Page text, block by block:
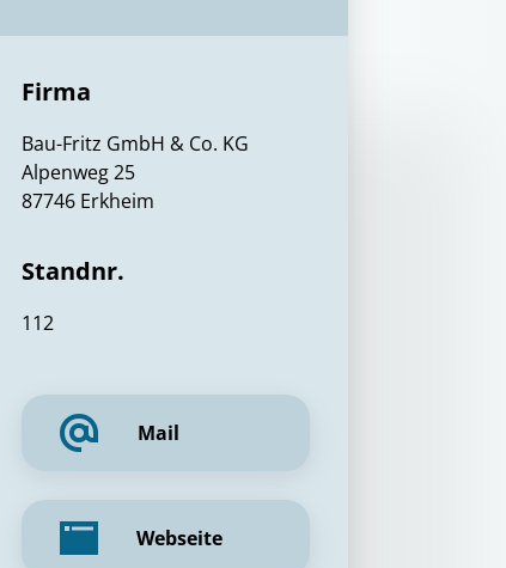
Firma
Bau-Fritz GmbH & Co. KG
Alpenweg 25
87746 Erkheim
Standnr.
112
Mail
Webseite